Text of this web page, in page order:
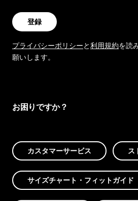
登録
プライバシーポリシーと利用規約を読
願いします。
お困りですか？
カスタマーサービス ス
サイズチャート・フィットガイド